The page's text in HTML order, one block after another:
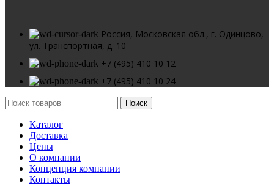
Россия, Московская обл., г. Одинцово,
ул. Транспортная, д. 10
+7 (495) 410 10 12
+7 (495) 410 10 24
Поиск
Каталог
Доставка
Цены
О компании
Концепция компании
Контакты